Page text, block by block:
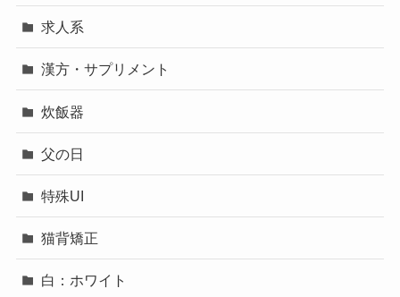
求人系
漢方・サプリメント
炊飯器
父の日
特殊UI
猫背矯正
白：ホワイト